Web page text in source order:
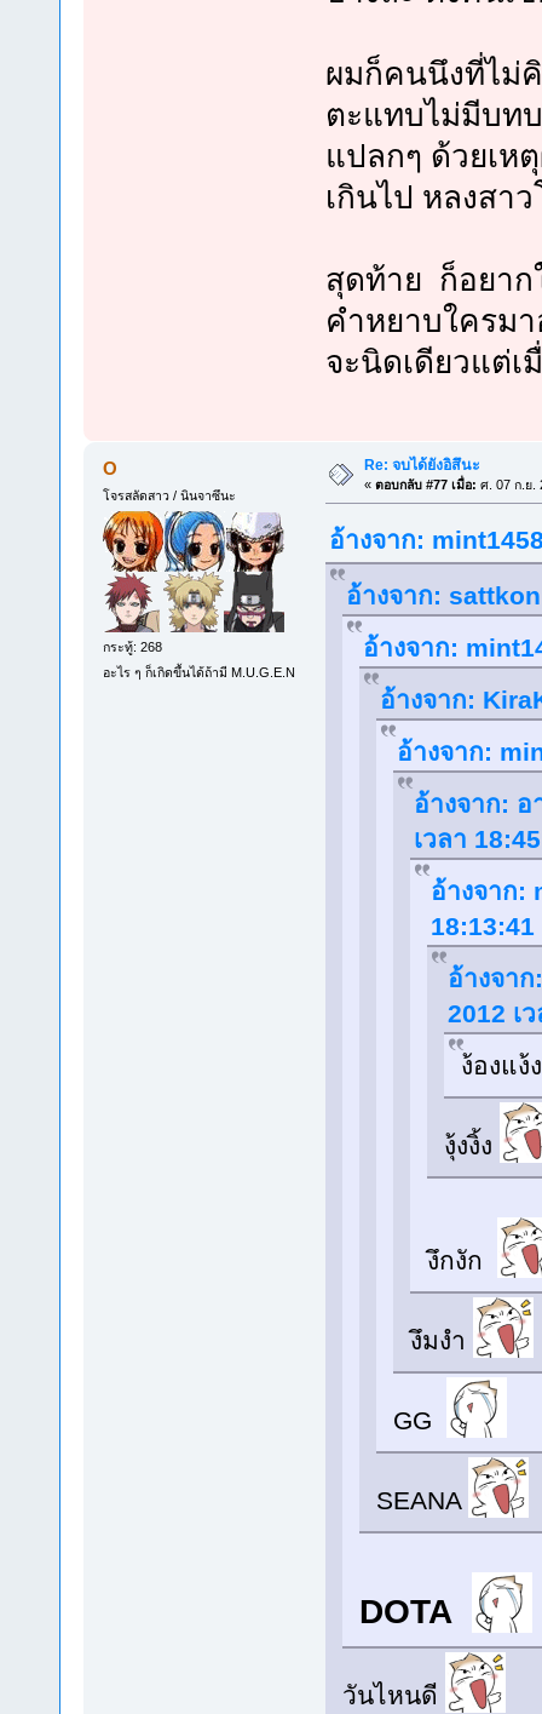
ผมก็คนนึงที่ไม่
ตะแทบไม่มีบท
แปลกๆ ด้วยเห
เกินไป หลงสา
สุดท้าย ก็อยาก
คำหยาบใครม
จะนิดเดียวแต่
O
โจรสลัดสาว / นินจาซึนะ
กระทู้: 268
อะไร ๆ ก็เกิดขึ้นได้ถ้ามี M.U.G.E.N
Re: จบได้ยังอิสึนะ
« ตอบกลับ #77 เมื่อ: ศ. 07 ก.ย.
อ้างจาก:
อ้างจาก:
อ้างจาก:
อ้างจาก:
อ้างจาก:
อ้างจาก: อ
เวลา
อ้างจาก:
18:13:41
อ้างจา
2012 เ
ง้องแง้ง
งุ้งงิ้ง
งึกงัก
งึมงำ
GG
SEANA
DOTA
วันไหนดี